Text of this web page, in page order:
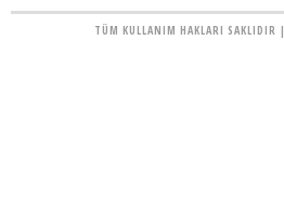
TÜM KULLANIM HAKLARI SAKLIDIR |